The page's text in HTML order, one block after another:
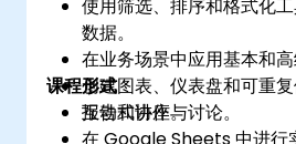
使用筛选、排序和格式化
数据。
在业务场景中应用基本和高
创建图表、仪表盘和可重
报告和协作。
课程形式
互动式讲座与讨论。
在 Google Sheets 中进行